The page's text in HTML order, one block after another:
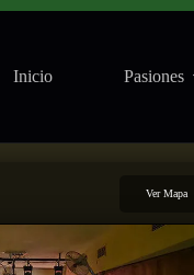
Inicio Pasiones
Ver Mapa